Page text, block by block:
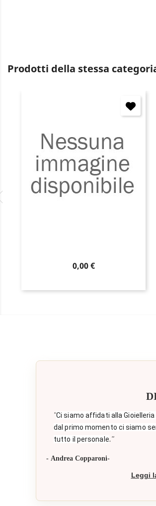
Prodotti della stessa
Prezzo
0,00 €
"Ci siamo affidati alla
dal primo momento ci siamo
tutto il personale."
- Andrea Copparoni-
Leggi